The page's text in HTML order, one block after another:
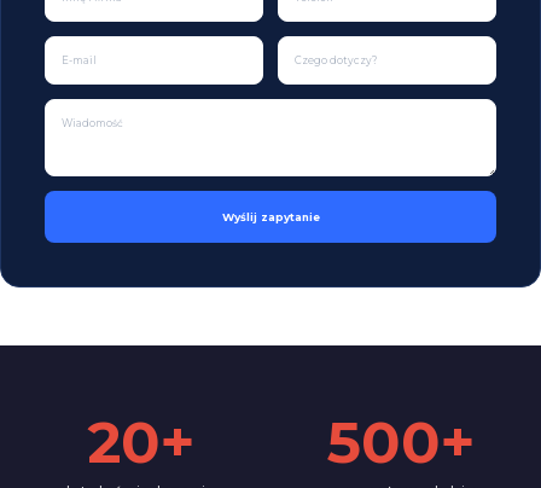
Wyślij zapytanie
20+ 500+